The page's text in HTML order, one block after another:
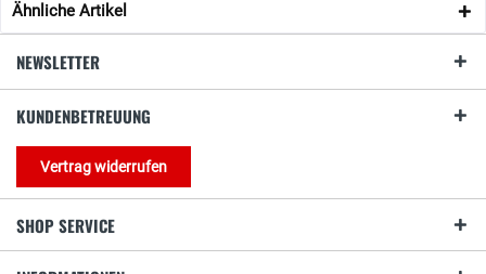
Ähnliche Artikel
NEWSLETTER
KUNDENBETREUUNG
Vertrag widerrufen
SHOP SERVICE